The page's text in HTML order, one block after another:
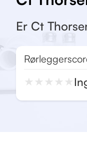
★ ★ ★ ★ ★
Er Ct